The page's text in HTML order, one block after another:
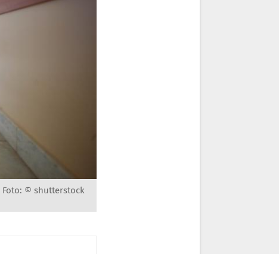
Foto: © shutterstock